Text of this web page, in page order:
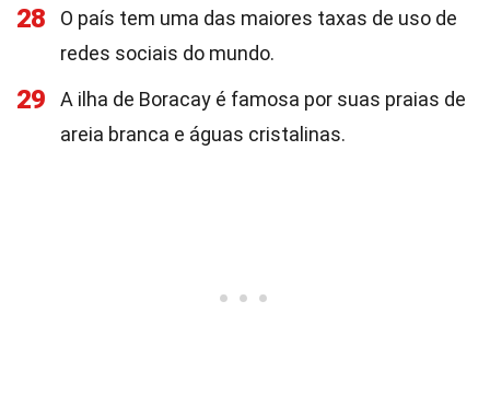
28
O país tem uma das maiores taxas de uso de
redes sociais do mundo.
29
A ilha de Boracay é famosa por suas praias de
areia branca e águas cristalinas.